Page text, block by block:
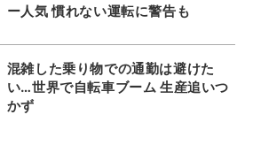
ー人気 慣れない運転に警告も
混雑した乗り物での通勤は避けた
い…世界で自転車ブーム 生産追いつ
かず